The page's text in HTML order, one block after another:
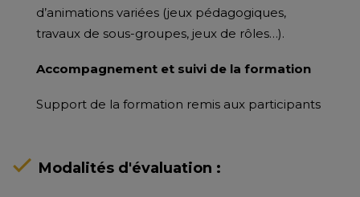
d’animations variées (jeux pédagogiques,
travaux de sous-groupes, jeux de rôles…).
Accompagnement et suivi de la formation
Support de la formation remis aux participants
Modalités d'évaluation :